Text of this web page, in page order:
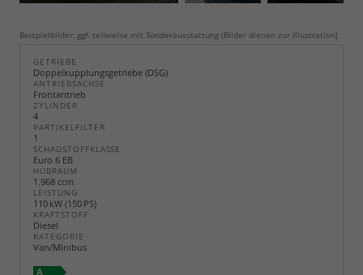
Beispielbilder, ggf. teilweise mit Sonderausstattung (Bilder dienen zur Illustration)
GETRIEBE
Doppelkupplungsgetriebe (DSG)
ANTRIEBSACHSE
Frontantrieb
ZYLINDER
4
PARTIKELFILTER
1
SCHADSTOFFKLASSE
Euro 6 EB
HUBRAUM
1.968 ccm
LEISTUNG
110 kW (150 PS)
KRAFTSTOFF
Diesel
KATEGORIE
Van/Minibus